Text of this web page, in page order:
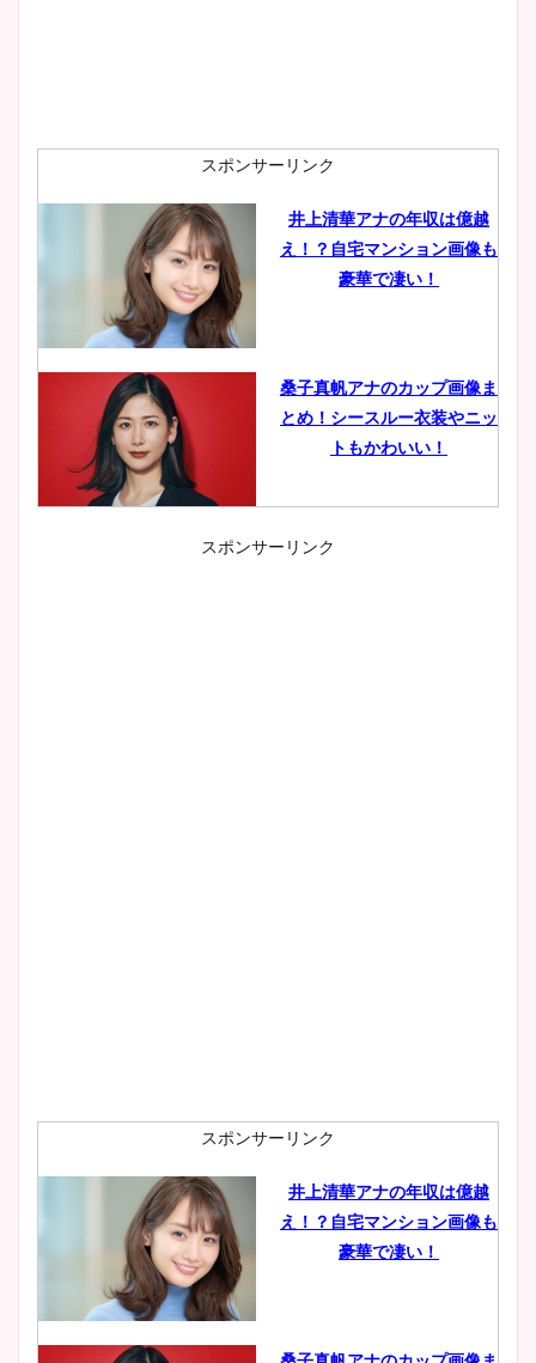
スポンサーリンク
井上清華アナの年収は億越
え！？自宅マンション画像も
豪華で凄い！
桑子真帆アナのカップ画像ま
とめ！シースルー衣装やニッ
トもかわいい！
小室瑛莉子のカップ画像まと
肉も凄い！
鈴木唯の太ってた時の体重が
ヤバすぎww原因や痩せたダ
スポンサーリンク
スポンサーリンク
井上清華アナの年収は億越
え！？自宅マンション画像も
豪華で凄い！